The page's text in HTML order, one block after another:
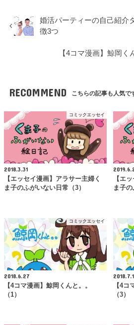
婚活パーティーの自己紹介
徴3つ
【4コマ漫画】鯨岡く
RECOMMEND こちらの記事も人気で
コミックエッセイ
2018.3.31
【エッセイ漫画】アラサー主婦く
ま子のふがいない日常（3）
【エ
ま子の
コミックエッセイ
2018.6.27
【4コマ漫画】鯨岡くんと。。
（1）
【4コ
（3）